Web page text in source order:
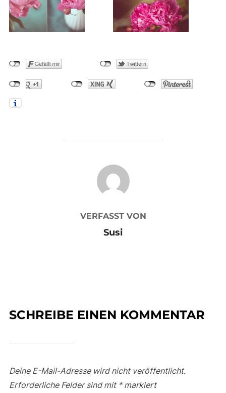
BEITRAGSAUTOR
VERFASST VON
Susi
SCHREIBE EINEN KOMMENTAR
Deine E-Mail-Adresse wird nicht veröffentlicht.
Erforderliche Felder sind mit *markiert